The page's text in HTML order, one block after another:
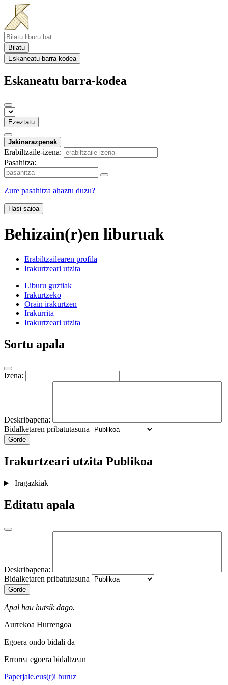
Bilatu
Eskaneatu barra-kodea
Eskaneatu barra-kodea
Ezeztatu
Jakinarazpenak
Erabiltzaile-izena:
Pasahitza:
Zure pasahitza ahaztu duzu?
Hasi saioa
Behizain(r)en liburuak
Erabiltzailearen profila
Irakurtzeari utzita
Liburu guztiak
Irakurtzeko
Orain irakurtzen
Irakurrita
Irakurtzeari utzita
Sortu apala
Izena:
Deskribapena:
Bidalketaren pribatutasuna
Gorde
Irakurtzeari utzita Publikoa
Iragazkiak
Editatu apala
Deskribapena:
Bidalketaren pribatutasuna
Gorde
Apal hau hutsik dago.
Aurrekoa Hurrengoa
Egoera ondo bidali da
Errorea egoera bidaltzean
Paperjale.eus(r)i buruz